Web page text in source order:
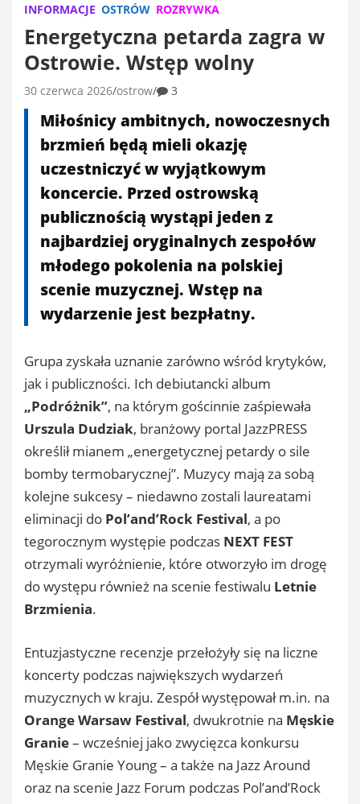
INFORMACJE OSTRÓW ROZRYWKA
Energetyczna petarda zagra w
Ostrowie. Wstęp wolny
30 czerwca 2026 ostrow 3
Miłośnicy ambitnych, nowoczesnych
brzmień będą mieli okazję
uczestniczyć w wyjątkowym
koncercie. Przed ostrowską
publicznością wystąpi jeden z
najbardziej oryginalnych zespołów
młodego pokolenia na polskiej
scenie muzycznej. Wstęp na
wydarzenie jest bezpłatny.
Grupa zyskała uznanie zarówno wśród krytyków,
jak i publiczności. Ich debiutancki album
„Podróżnik”, na którym gościnnie zaśpiewała
Urszula Dudziak, branżowy portal JazzPRESS
określił mianem „energetycznej petardy o sile
bomby termobarycznej”. Muzycy mają za sobą
kolejne sukcesy – niedawno zostali laureatami
eliminacji do Pol’and’Rock Festival, a po
tegorocznym występie podczas NEXT FEST
otrzymali wyróżnienie, które otworzyło im drogę
do występu również na scenie festiwalu Letnie
Brzmienia.
Entuzjastyczne recenzje przełożyły się na liczne
koncerty podczas największych wydarzeń
muzycznych w kraju. Zespół występował m.in. na
Orange Warsaw Festival, dwukrotnie na Męskie
Granie– wcześniej jako zwycięzca konkursu
Męskie Granie Young – a także na Jazz Around
oraz na scenie Jazz Forum podczas Pol’and’Rock